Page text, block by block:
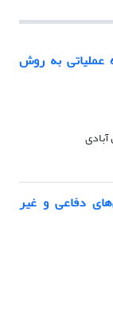
عملیاتی به روش
دفاعی و غیر